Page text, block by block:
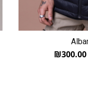
המחיר המקורי היה: ₪599.00.
₪300.00
המחיר הנוכחי הוא: ₪300.00.